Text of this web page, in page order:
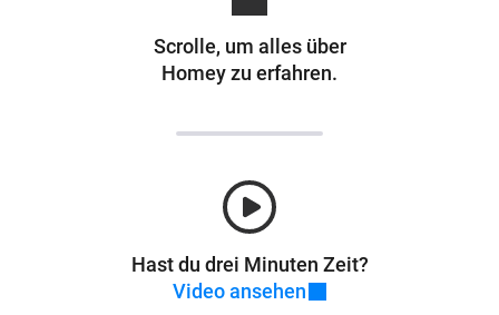
Scrolle, um alles über
Homey zu erfahren.
Hast du drei Minuten Zeit?
Video ansehen